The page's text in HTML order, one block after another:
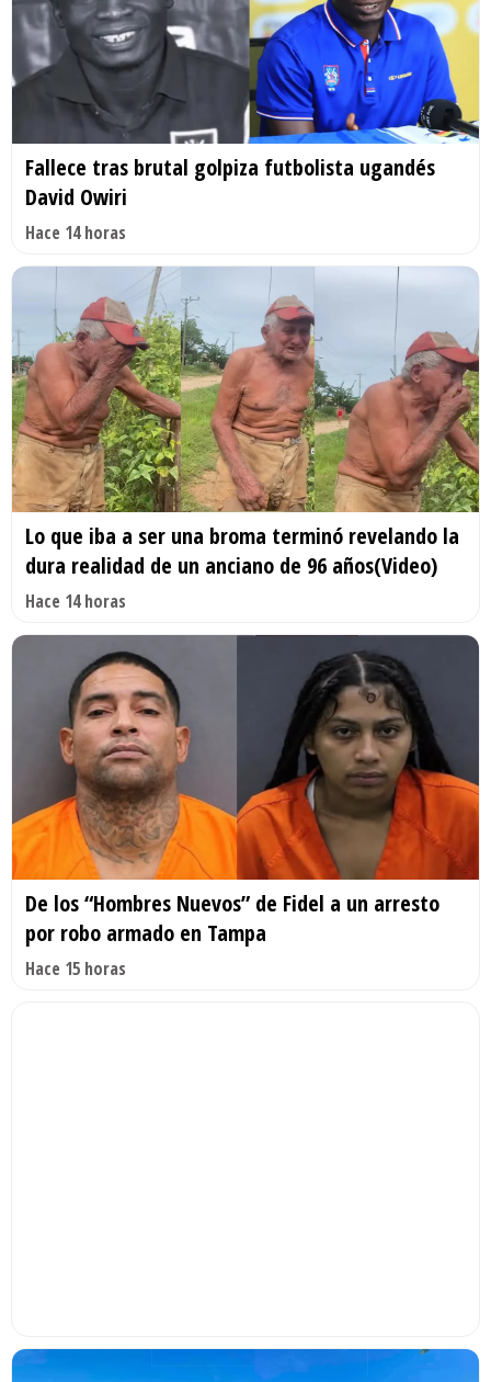
Fallece tras brutal golpiza futbolista ugandés
David Owiri
Hace 14 horas
Lo que iba a ser una broma terminó revelando la
dura realidad de un anciano de 96 años(Video)
Hace 14 horas
De los “Hombres Nuevos” de Fidel a un arresto
por robo armado en Tampa
Hace 15 horas